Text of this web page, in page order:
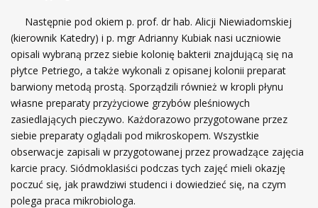
Następnie pod okiem p. prof. dr hab. Alicji Niewiadomskiej
(kierownik Katedry) i p. mgr Adrianny Kubiak nasi uczniowie
opisali wybraną przez siebie kolonię bakterii znajdującą się na
płytce Petriego, a także wykonali z opisanej kolonii preparat
barwiony metodą prostą. Sporządzili również w kropli płynu
własne preparaty przyżyciowe grzybów pleśniowych
zasiedlających pieczywo. Każdorazowo przygotowane przez
siebie preparaty oglądali pod mikroskopem. Wszystkie
obserwacje zapisali w przygotowanej przez prowadzące zajęcia
karcie pracy. Siódmoklasiści podczas tych zajęć mieli okazję
poczuć się, jak prawdziwi studenci i dowiedzieć się, na czym
polega praca mikrobiologa.